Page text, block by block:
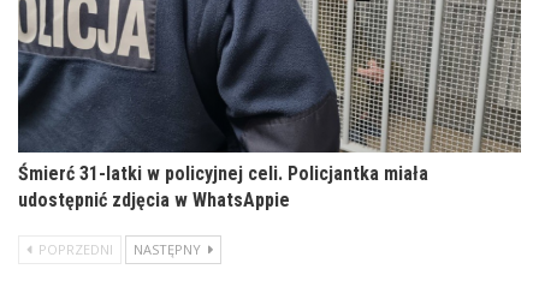
Śmierć 31-latki w policyjnej celi. Policjantka miała
udostępnić zdjęcia w WhatsAppie
POPRZEDNI NASTĘPNY